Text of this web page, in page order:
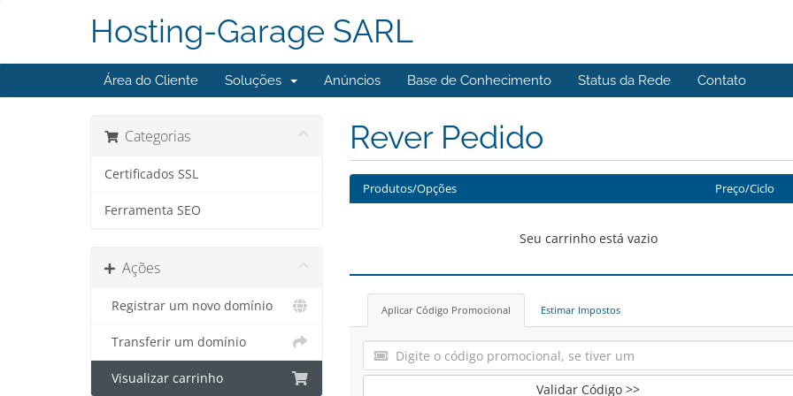
Hosting-Garage SARL
Área do Cliente Soluções Anúncios Base de Conhecimento Status da Rede Contato
Categorias
Certificados SSL
Ferramenta SEO
Ações
Registrar um novo domínio
Transferir um domínio
Visualizar carrinho
Rever Pedido
Produtos/Opções Preço/Ciclo
Seu carrinho está vazio
Aplicar Código Promocional Estimar Impostos
Validar Código >>